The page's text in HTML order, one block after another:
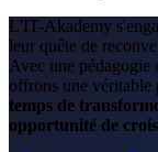
L'IT-Akademy
leur quête de
Avec une pédagogie
offrons une véritable
temps de
opportunité de